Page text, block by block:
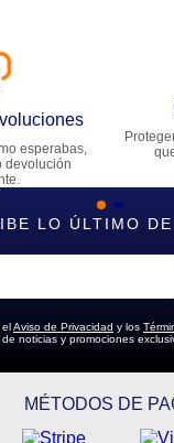
esperabas,
devolución
LO ÚLTIMO
elAviso de Privacidad y los
noticias y promociones
MÉTODOS DE